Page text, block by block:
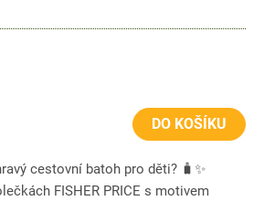
DO KOŠÍKU
cestovní batoh pro děti? 🧳✨
FISHER PRICE s motivem